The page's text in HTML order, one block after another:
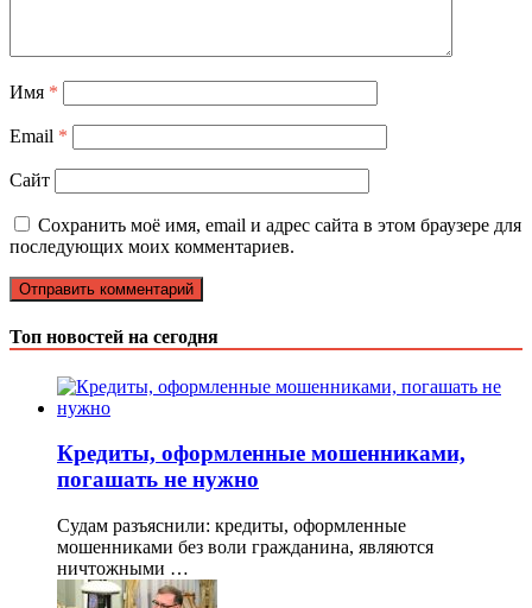
Имя *
Email *
Сайт
Сохранить моё имя, email и адрес сайта в этом браузере для
последующих моих комментариев.
Топ новостей на сегодня
Кредиты, оформленные мошенниками,
погашать не нужно
Судам разъяснили: кредиты, оформленные
мошенниками без воли гражданина, являются
ничтожными …